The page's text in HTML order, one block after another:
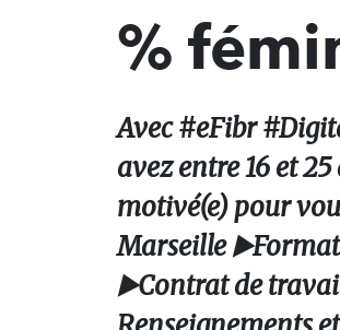
%
Avec #eFibr
avez entre 16 et
motivé(e) pour
Marseille
▶️Contrat de